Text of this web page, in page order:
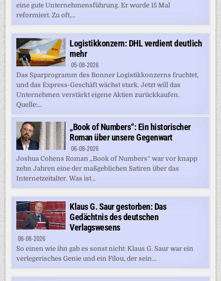
eine gute Unternehmensführung. Er wurde 15 Mal
reformiert. Zu oft,...
Logistikkonzern: DHL verdient deutlich
mehr
05-08-2026
Das Sparprogramm des Bonner Logistikkonzerns fruchtet,
und das Express-Geschäft wächst stark. Jetzt will das
Unternehmen verstärkt eigene Aktien zurückkaufen.
Quelle:...
„Book of Numbers“: Ein historischer
Roman über unsere Gegenwart
06-08-2026
Joshua Cohens Roman „Book of Numbers“ war vor knapp
zehn Jahren eine der maßgeblichen Satiren über das
Internetzeitalter. Was ist...
Klaus G. Saur gestorben: Das
Gedächtnis des deutschen
Verlagswesens
06-08-2026
So einen wie ihn gab es sonst nicht: Klaus G. Saur war ein
verlegerisches Genie und ein Filou, der sein...